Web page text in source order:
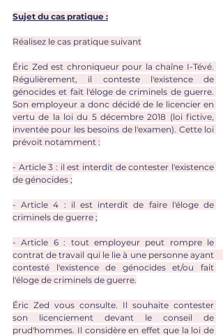
Sujet du cas pratique :
Réalisez le cas pratique suivant
Éric Zed est chroniqueur pour la chaîne I-Tévé.
Régulièrement, il conteste l'existence de
génocides et fait l'éloge de criminels de guerre.
Son employeur a donc décidé de le licencier en
vertu de la loi du 5 décembre 2018 (loi fictive,
inventée pour les besoins de l'examen). Cette loi
prévoit notamment :
- Article 3 : il est interdit de contester l'existence
de génocides ;
- Article 4 : il est interdit de faire l'éloge de
criminels de guerre ;
- Article 6 : tout employeur peut rompre le
contrat de travail qui le lie à une personne ayant
contesté l'existence de génocides et/ou fait
l'éloge de criminels de guerre.
Éric Zed vous consulte. Il souhaite contester
son licenciement devant le conseil de
prud'hommes. Il considère en effet que la loi de